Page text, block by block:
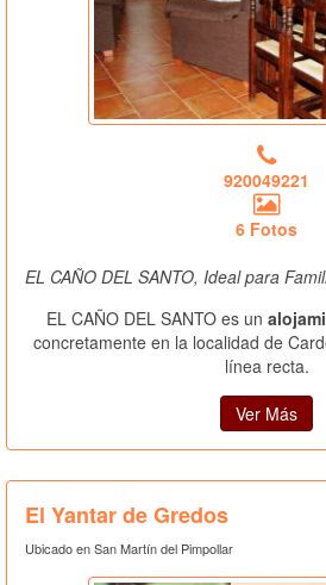
920049221
6 Fotos
EL CAÑO DEL SANTO, Ideal para
EL CAÑO DEL SANTO es un
concretamente en la localidad de
línea recta.
Ver Más
El Yantar de Gredos
Ubicado en San Martín del Pimpollar